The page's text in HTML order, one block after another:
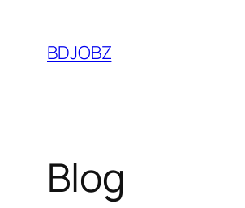
content
BDJOBZ
Blog